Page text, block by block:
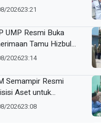
Futsal HUT RI Ke-81
202623:21
UMP Resmi Buka
Tamu Hizbul
Tema “Satu Qobilah,
202623:14
Semampir Resmi
Aset untuk
Amal Usaha
202623:08